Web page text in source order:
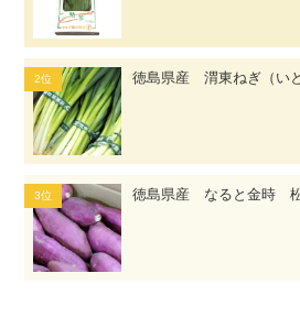
徳島県産 渭東ねぎ（いと
徳島県産 なると金時